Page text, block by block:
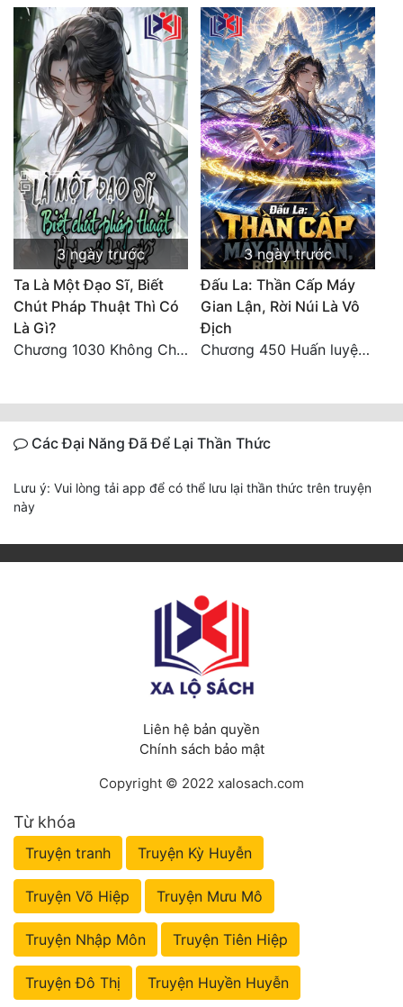
3 ngày trước
Ta Là Một Đạo Sĩ, Biết
Chút Pháp Thuật Thì Có
Là Gì?
Chương 1030 Không Chi Hoàng Nguyên Đại Hư
3 ngày trước
Đấu La: Thần Cấp Máy
Gian Lận, Rời Núi Là Vô
Địch
Chương 450 Huấn luyện thực chiến, Long Linh Cơ đối chiến bốn người Cổ Nguyệt và Vũ Lân!
Các Đại Năng Đã Để Lại Thần Thức
Lưu ý: Vui lòng tải app để có thể lưu lại thần thức trên truyện
này
Liên hệ bản quyền
Chính sách bảo mật
Copyright © 2022 xalosach.com
Từ khóa
Truyện tranh Truyện Kỳ Huyễn
Truyện Võ Hiệp Truyện Mưu Mô
Truyện Nhập Môn Truyện Tiên Hiệp
Truyện Đô Thị Truyện Huyền Huyễn